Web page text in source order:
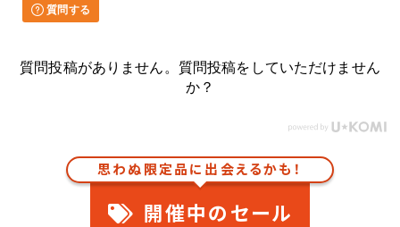
質問する
質問投稿がありません。質問投稿をしていただけません
か？
思わぬ限定品に出会えるかも！
開催中のセール